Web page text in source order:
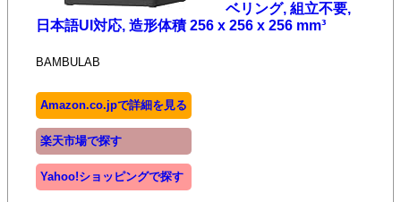
ベリング, 組立不要,
日本語UI対応, 造形体積 256 x 256 x 256 mm³
BAMBULAB
Amazon.co.jpで詳細を見る
楽天市場で探す
Yahoo!ショッピングで探す